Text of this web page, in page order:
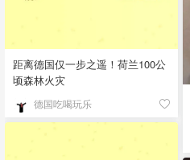
距离德国仅一步之遥！荷兰100公
顷森林火灾
德国吃喝玩乐